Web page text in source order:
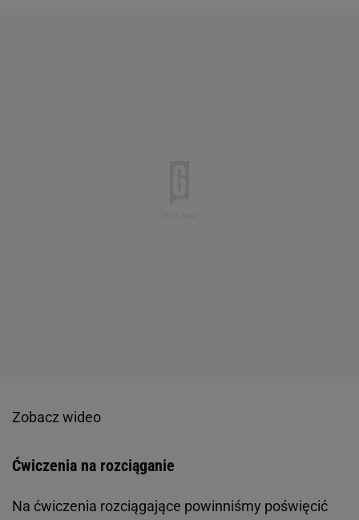
Zobacz wideo
Ćwiczenia na rozciąganie
Na ćwiczenia rozciągające powinniśmy poświęcić